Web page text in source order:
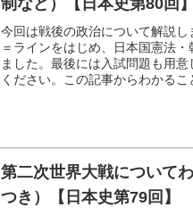
制など）【日本史第80回】
今回は戦後の政治について解説
＝ラインをはじめ、日本国憲法
ました。最後には入試問題も用
ください。この記事からわかるこ
第二次世界大戦について
つき）【日本史第79回】